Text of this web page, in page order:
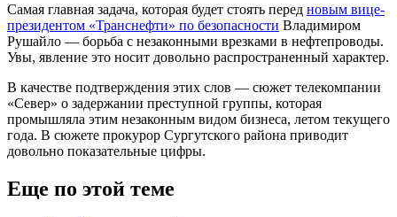
Самая главная задача, которая будет стоять перед новым вице-
президентом «Транснефти» по безопасности Владимиром
Рушайло — борьба с незаконными врезками в нефтепроводы.
Увы, явление это носит довольно распространенный характер.
В качестве подтверждения этих слов — сюжет телекомпании
«Север» о задержании преступной группы, которая
промышляла этим незаконным видом бизнеса, летом текущего
года. В сюжете прокурор Сургутского района приводит
довольно показательные цифры.
Еще по этой теме